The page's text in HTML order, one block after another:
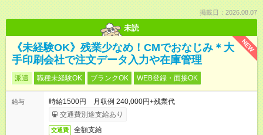
掲載日：2026.08.07
未読
NEW
《未経験OK》残業少なめ！CMでおなじみ＊大
手印刷会社で注文データ入力や在庫管理
派遣 職種未経験OK ブランクOK WEB登録・面接OK
給与
時給1500円 月収例 240,000円+残業代
交通費別途支給あり
交通費 全額支給